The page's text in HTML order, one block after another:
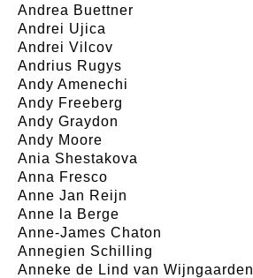
Andrea Buettner
Andrei Ujica
Andrei Vilcov
Andrius Rugys
Andy Amenechi
Andy Freeberg
Andy Graydon
Andy Moore
Ania Shestakova
Anna Fresco
Anne Jan Reijn
Anne la Berge
Anne-James Chaton
Annegien Schilling
Anneke de Lind van Wijngaarden